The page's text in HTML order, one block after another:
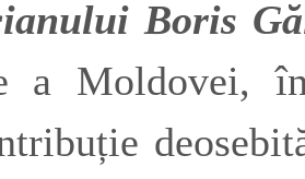
Boris
a Moldovei,